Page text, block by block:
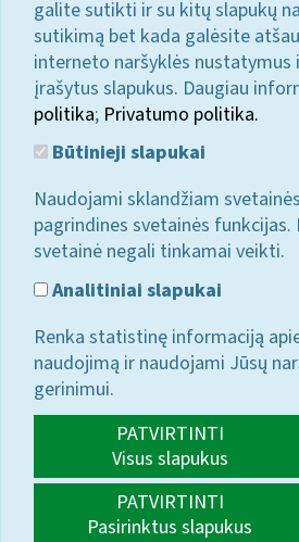
galite sutikti ir su kitų slapukų
sutikimą bet kada galėsite
interneto naršyklės nustatymus
įrašytus slapukus. Daugiau
politika; Privatumo politika.
Būtinieji slapukai
Naudojami sklandžiam
pagrindines svetainės funkcijas.
svetainė negali tinkamai veikti.
Analitiniai slapukai
Renka statistinę informaciją
naudojimą ir naudojami Jūsų
gerinimui.
PATVIRTINTI
Visus slapukus
PATVIRTINTI
Pasirinktus slapukus